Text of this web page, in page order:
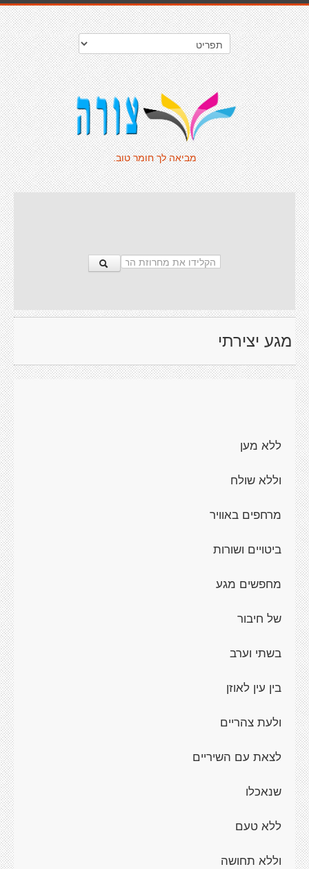
מביאה לך חומר טוב.
מגע יצירתי
ללא מען
וללא שולח
מרחפים באוויר
ביטויים ושורות
מחפשים מגע
של חיבור
בשתי וערב
בין עין לאוזן
ולעת צהריים
לצאת עם השיריים
שנאכלו
ללא טעם
וללא תחושה